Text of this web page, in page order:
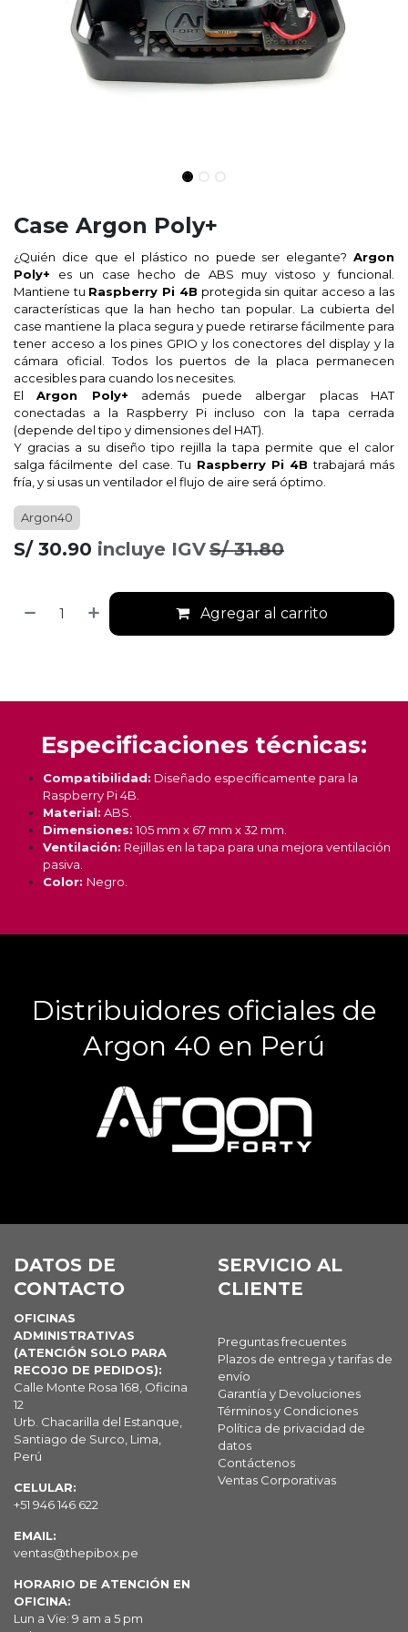
Case Argon Poly+
¿Quién dice que el plástico no puede ser elegante? Argon
Poly+ es un case hecho de ABS muy vistoso y funcional.
Mantiene tu Raspberry Pi 4B protegida sin quitar acceso a las
características que la han hecho tan popular. La cubierta del
case mantiene la placa segura y puede retirarse fácilmente para
tener acceso a los pines GPIO y los conectores del display y la
cámara oficial. Todos los puertos de la placa permanecen
accesibles para cuando los necesites.
ElArgon Poly+ además puede albergar placas HAT
conectadas a la Raspberry Pi incluso con la tapa cerrada
(depende del tipo y dimensiones del HAT).
Y gracias a su diseño tipo rejilla la tapa permite que el calor
salga fácilmente del case. Tu Raspberry Pi 4B trabajará más
fría, y si usas un ventilador el flujo de aire será óptimo.
Argon40
S/ 30.90 incluye IGVS/31.80
Agregar al carrito
Especificaciones técnicas:
Compatibilidad: Diseñado específicamente para la
Raspberry Pi 4B.
Material: ABS.
Dimensiones:105 mm x 67 mm x 32 mm.
Ventilación: Rejillas en la tapa para una mejora ventilación
pasiva.
Color: Negro.
Distribuidores oficiales de
Argon 40 en Perú
DATOS DE
CONTACTO
OFICINAS
ADMINISTRATIVAS
(ATENCIÓN SOLO PARA
RECOJO DE PEDIDOS):
Calle Monte Rosa 168, Oficina
12
Urb. Chacarilla del Estanque,
Santiago de Surco, Lima,
Perú
CELULAR:
+51 946 146 622
EMAIL:
ventas@thepibox.pe
HORARIO DE ATENCIÓN EN
OFICINA:
Lun a Vie: 9 am a 5 pm
SERVICIO AL
CLIENTE
Preguntas frecuentes
Plazos de entrega y tarifas de
envío
Garantía y Devoluciones
Términos y Condiciones
Política de privacidad de
datos
Contáctenos
Ventas Corporativas